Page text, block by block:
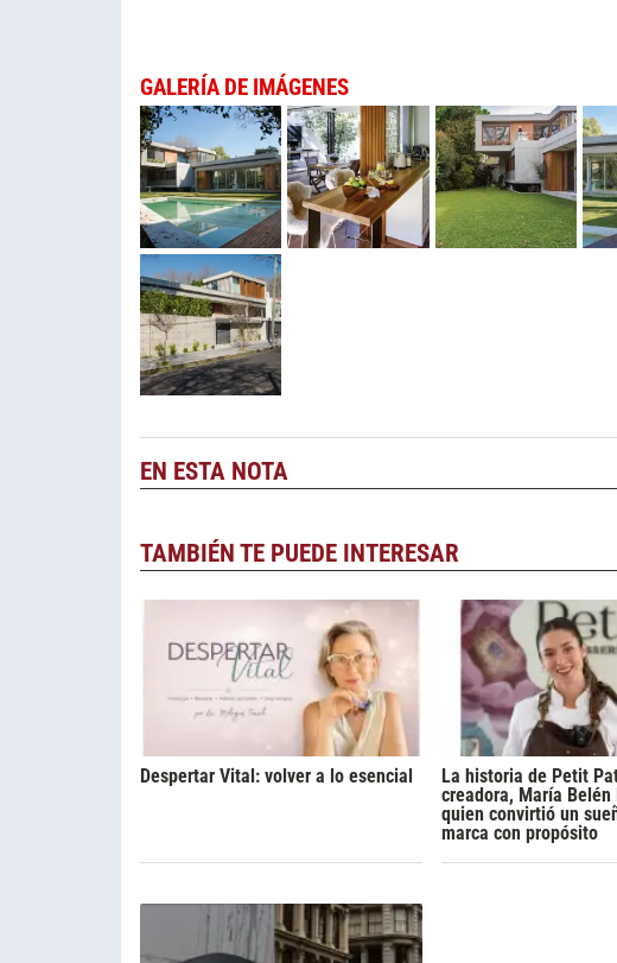
GALERÍA DE IMÁGENES
EN ESTA NOTA
TAMBIÉN TE PUEDE INTERESAR
Despertar Vital: volver a lo esencial
La historia de Petit
creadora, María Belén
quien convirtió un
marca con propósito